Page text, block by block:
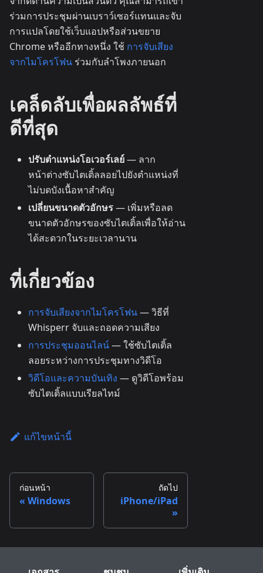
ร่วมการประชุมผ่านเบราว์เซอร์แทนและจับ
การแปลโดยใช้เว็บแอปหรือส่วนขยาย
Chrome หรืออีกทางหนึ่ง ใช้ การจับเสียง
จากไมโครโฟน ร่วมกับลำโพงภายนอก
เคล็ดลับเพื่อผลลัพธ์ที่
ดีที่สุด
ปรับตำแหน่งโอเวอร์เลย์— ลาก
หน้าต่างซับไตเติ้ลลอยไปยังตำแหน่งที่
ไม่บดบังเนื้อหาสำคัญ
เปลี่ยนขนาดตัวอักษร— เพิ่มหรือลด
ขนาดตัวอักษรของซับไตเติ้ลเพื่อให้อ่าน
ได้สะดวกในระยะเวลานาน
ที่เกี่ยวข้อง
การจับเสียงจากไมโครโฟน— วิธีที่
Whisperr จับและถอดความเสียง
การประชุมออนไลน์— ใช้ซับไตเติ้ล
ลอยระหว่างการประชุมทางวิดีโอ
วิดีโอและความบันเทิง — ดูวิดีโอพร้อม
ซับไตเติ้ลแบบเรียลไทม์
แก้ไขหน้านี้
ก่อนหน้า
Windows
ถัดไป
iPhone/iPad